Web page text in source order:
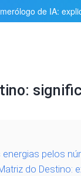
pelos
do Destino:
de IA: